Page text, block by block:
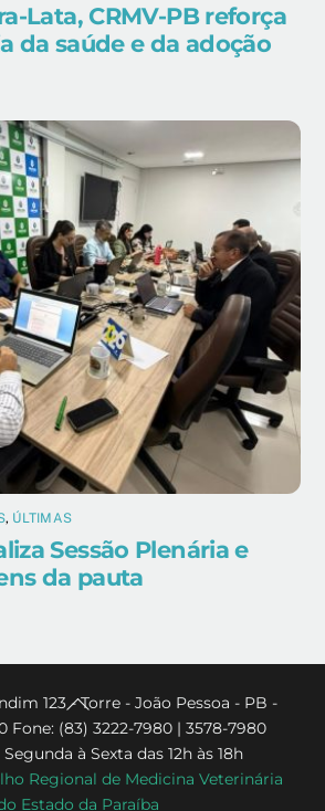
Lata, CRMV-PB reforça
da saúde e da adoção
, ÚLTIMAS
Sessão Plenária e
da pauta
Back
To
Top
123 - Torre - João Pessoa - PB -
Fone: (83) 3222-7980 | 3578-7980
à Sexta das 12h às 18h
Regional de Medicina Veterinária
Estado da Paraíba